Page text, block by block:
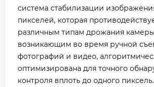
система стабилизации
пикселей, которая
различным типам дрожания
возникающим во время ручной
фотографий и видео,
оптимизирована для точного
контроля вплоть до одного